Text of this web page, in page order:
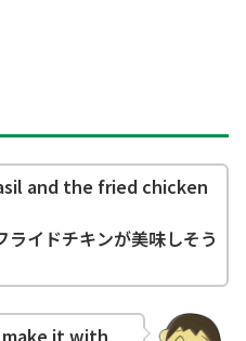
and the fried chicken
ライドチキンが美味しそう
it with